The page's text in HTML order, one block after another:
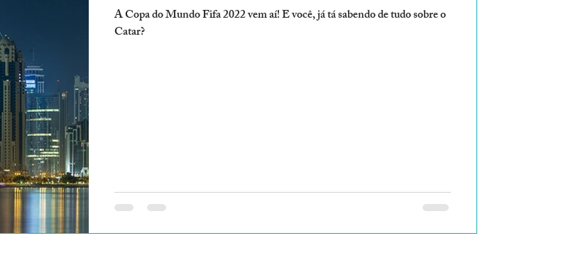
A Copa do Mundo Fifa 2022 vem aí! E você, já tá sabendo de tudo sobre o
Catar?